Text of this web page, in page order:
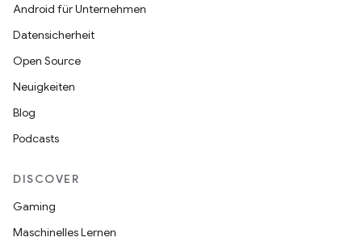
Android für Unternehmen
Datensicherheit
Open Source
Neuigkeiten
Blog
Podcasts
DISCOVER
Gaming
Maschinelles Lernen